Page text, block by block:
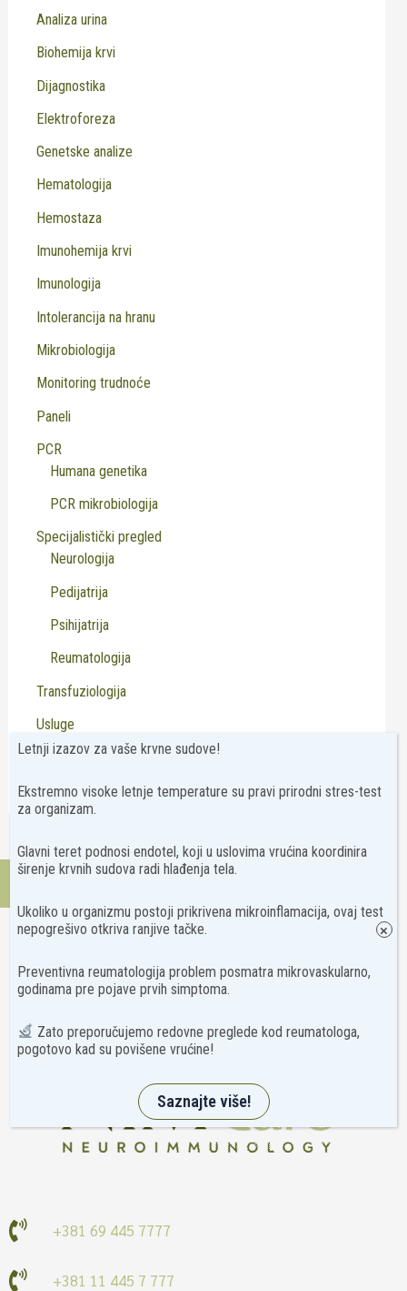
Analiza urina
Biohemija krvi
Dijagnostika
Elektroforeza
Genetske analize
Hematologija
Hemostaza
Imunohemija krvi
Imunologija
Intolerancija na hranu
Mikrobiologija
Monitoring trudnoće
Paneli
PCR
Humana genetika
PCR mikrobiologija
Specijalistički pregled
Neurologija
Pedijatrija
Psihijatrija
Reumatologija
Transfuziologija
Usluge
Virusologija
Kontakt
+381 69 445 7777
+381 11 445 7 777
Letnji izazov za vaše krvne sudove!
Ekstremno visoke letnje temperature su pravi prirodni stres-test
za organizam.
Glavni teret podnosi endotel, koji u uslovima vrućina koordinira
širenje krvnih sudova radi hlađenja tela.
Ukoliko u organizmu postoji prikrivena mikroinflamacija, ovaj test
nepogrešivo otkriva ranjive tačke.
Preventivna reumatologija problem posmatra mikrovaskularno,
godinama pre pojave prvih simptoma.
Zato preporučujemo redovne preglede kod reumatologa,
pogotovo kad su povišene vrućine!
Saznajte više!
×